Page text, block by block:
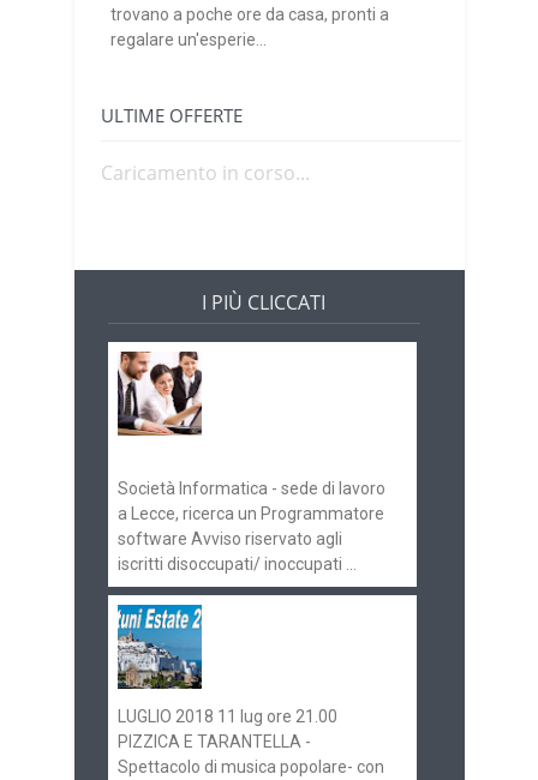
trovano a poche ore da casa, pronti a
regalare un'esperie...
ULTIME OFFERTE
Caricamento in corso...
I PIÙ CLICCATI
Società Informatica - sede di lavoro
a Lecce, ricerca un Programmatore
software Avviso riservato agli
iscritti disoccupati/ inoccupati ...
LUGLIO 2018 11 lug ore 21.00
PIZZICA E TARANTELLA -
Spettacolo di musica popolare- con